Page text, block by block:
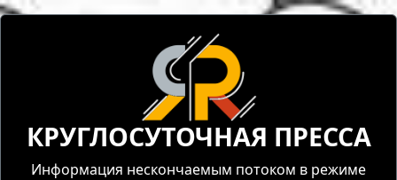
КРУГЛОСУТОЧНАЯ ПРЕССА
Информация нескончаемым потоком в режиме